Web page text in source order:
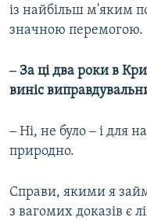
із найбільш м'яким
значною перемогою.
‒ За ці два роки в
виніс
‒ Ні, не було ‒ і для
природно.
Справи, якими я
з вагомих доказів є